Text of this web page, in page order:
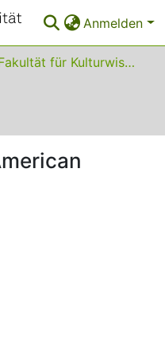
Anmelden
15 Fakultät für Kulturwissenschaften